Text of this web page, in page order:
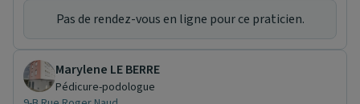
Pas de rendez-vous en ligne pour ce praticien.
Marylene LE BERRE
Pédicure-podologue